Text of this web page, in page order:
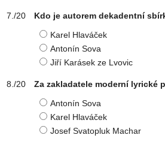
Kdo je autorem dekadentní
Karel Hlaváček
Antonín Sova
Jiří Karásek ze Lvovic
Za zakladatele moderní lyrické
Antonín Sova
Karel Hlaváček
Josef Svatopluk Machar